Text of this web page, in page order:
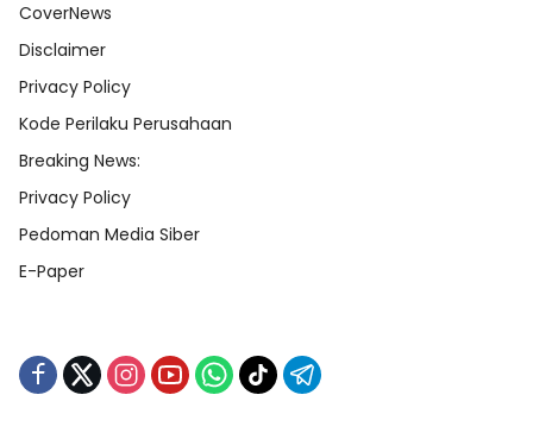
CoverNews
Disclaimer
Privacy Policy
Kode Perilaku Perusahaan
Breaking News:
Privacy Policy
Pedoman Media Siber
E-Paper